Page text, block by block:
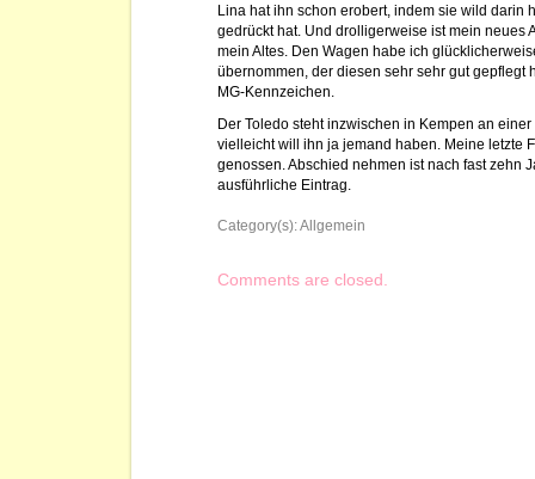
Lina hat ihn schon erobert, indem sie wild darin
gedrückt hat. Und drolligerweise ist mein neues
mein Altes. Den Wagen habe ich
übernommen, der diesen sehr sehr gut gepflegt
MG-Kennzeichen.
Der Toledo steht inzwischen in Kempen an
vielleicht will ihn ja jemand haben. Meine letzte
genossen. Abschied nehmen ist nach fast zehn
ausführliche Eintrag.
Category(s):Allgemein
Comments are closed.